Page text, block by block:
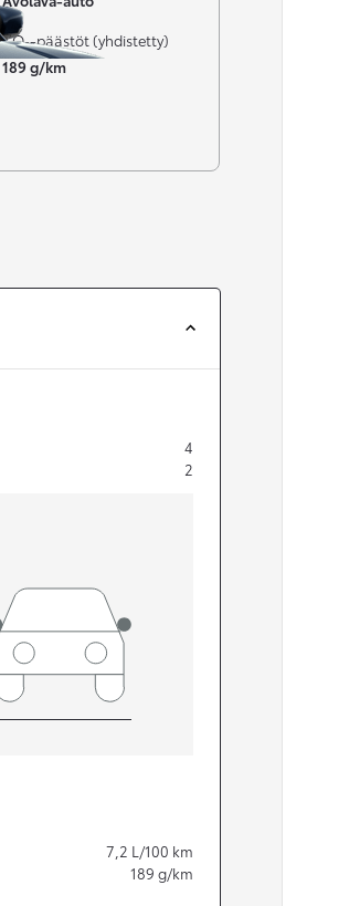
CO₂-päästöt (yhdistetty)
189 g/km
4
2
7,2 L/100 km
189 g/km